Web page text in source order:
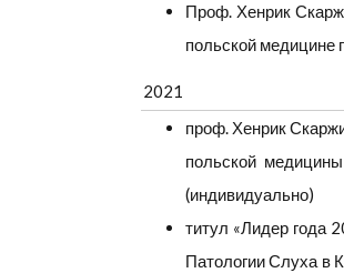
Проф. Хенрик
польской медицине
2021
проф. Хенрик
польской
(индивидуально)
титул «Лидер года
Патологии Слуха в